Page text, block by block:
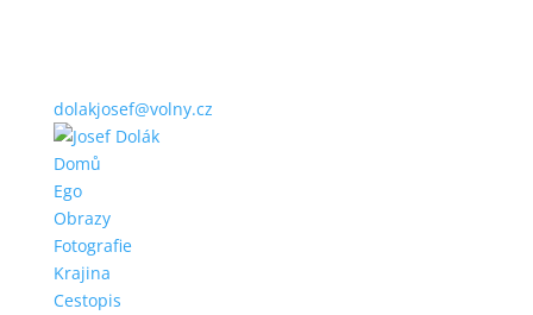
dolakjosef@volny.cz
Domů
Ego
Obrazy
Fotografie
Krajina
Cestopis